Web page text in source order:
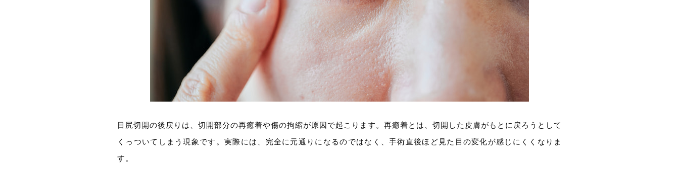
目尻切開の後戻りは、切開部分の再癒着や傷の拘縮が原因で起こります。再癒着とは、切開した皮膚がもとに戻ろうとして
くっついてしまう現象です。実際には、完全に元通りになるのではなく、手術直後ほど見た目の変化が感じにくくなりま
す。